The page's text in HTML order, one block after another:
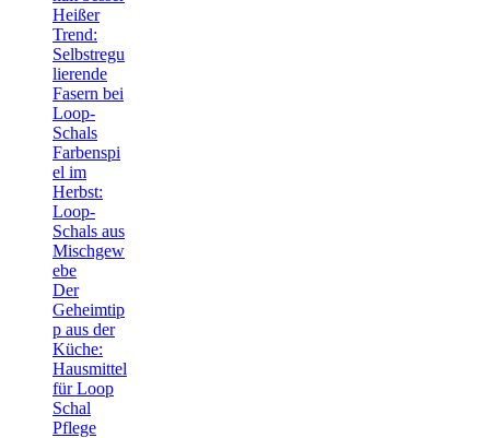
Heißer
Trend:
Selbstregu
lierende
Fasern bei
Loop-
Schals
Farbenspi
el im
Herbst:
Loop-
Schals aus
Mischgew
ebe
Der
Geheimtip
p aus der
Küche:
Hausmittel
für Loop
Schal
Pflege